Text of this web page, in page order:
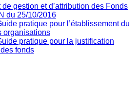
de gestion et d’attribution des Fonds
du 25/10/2016
pratique pour l’établissement du
organisations
pratique pour la justification
fonds